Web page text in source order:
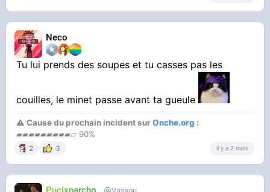
Neco
Tu lui prends des soupes et tu casses pas les
couilles, le minet passe avant ta gueule
⚠ Cause du prochain incident surOnche.org :
▰▰▰▰▰▰▰▰▰▱ 90%
2 3 il y a 2 mois